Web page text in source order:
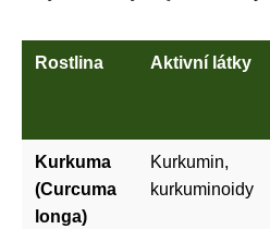
Rostlina Aktivní látky
Kurkuma
(Curcuma
longa)
Kurkumin,
kurkuminoidy